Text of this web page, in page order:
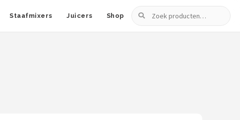
Staafmixers Juicers Shop
Zoeken